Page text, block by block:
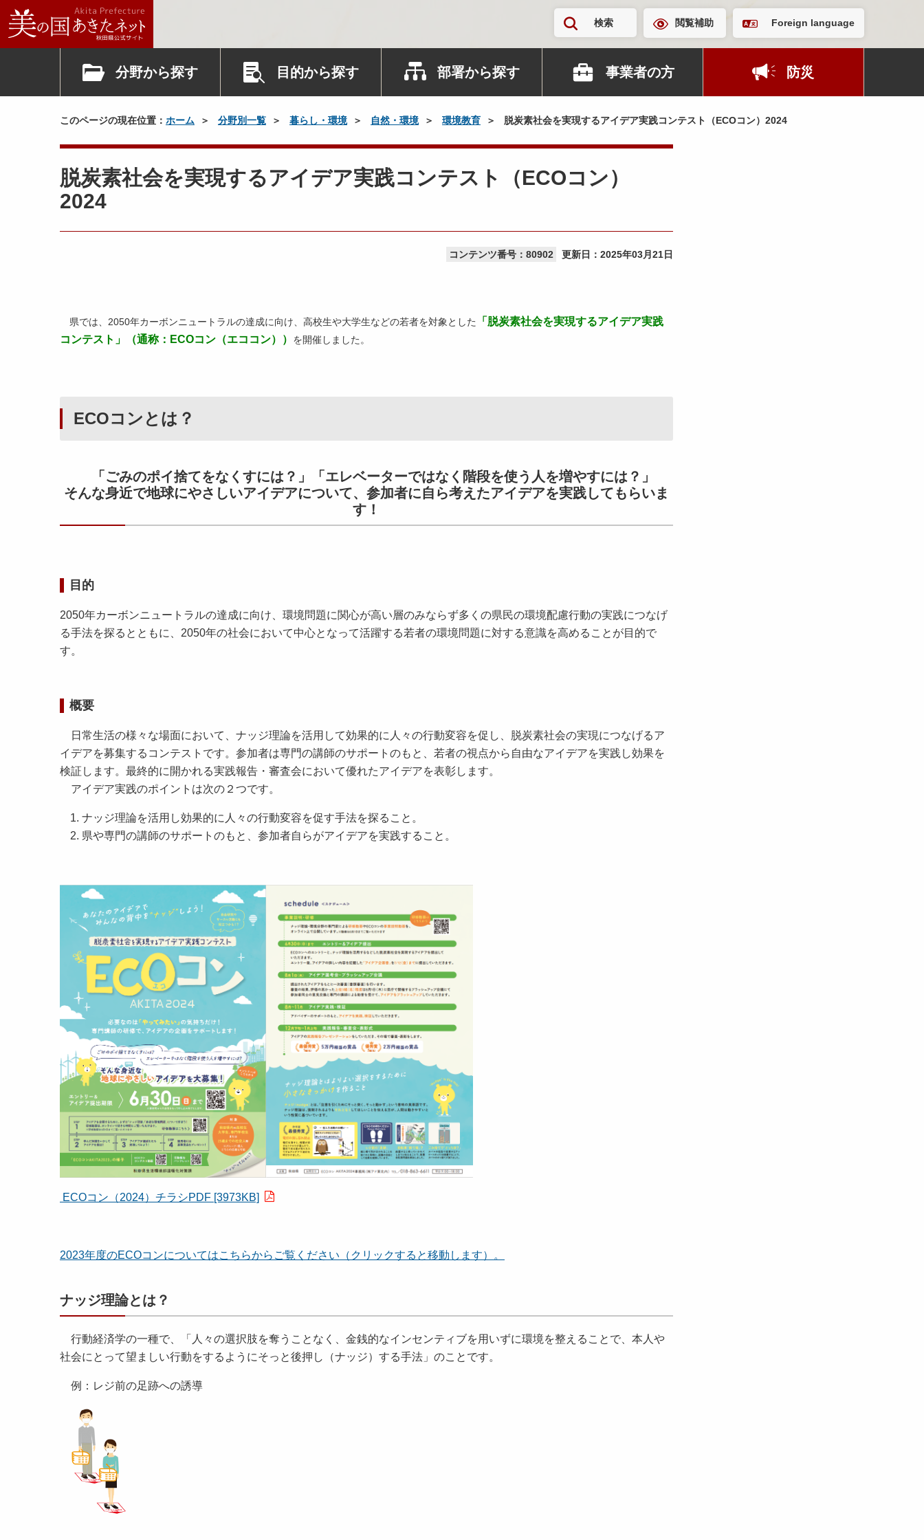
検索 閲覧補助 Foreign language
分野から探す 目的から探す 部署から探す 事業者の方 防災
このページの現在位置： ホーム 分野別一覧 暮らし・環境 自然・環境 環境教育 脱炭素社会を実現するアイデア実践コンテスト（ECOコン）2024
脱炭素社会を実現するアイデア実践コンテスト（ECOコン）
2024
コンテンツ番号：80902 更新日： 2025年03月21日
県では、2050年カーボンニュートラルの達成に向け、高校生や大学生などの若者を対象とした
「脱炭素社会を実現するアイデア実践
コンテスト」
（通称：ECOコン（エココン）） を開催しました。
ECOコンとは？
「ごみのポイ捨てをなくすには？」「エレベーターではなく階段を使う人を増やすには？」
そんな身近で地球にやさしいアイデアについて、参加者に自ら考えたアイデアを実践してもらいま
す！
目的
2050年カーボンニュートラルの達成に向け、環境問題に関心が高い層のみならず多くの県民の環境配慮行動の実践につなげ
る手法を探るとともに、2050年の社会において中心となって活躍する若者の環境問題に対する意識を高めることが目的で
す。
概要
日常生活の様々な場面において、ナッジ理論を活用して効果的に人々の行動変容を促し、脱炭素社会の実現につなげるア
イデアを募集するコンテストです。参加者は専門の講師のサポートのもと、若者の視点から自由なアイデアを実践し効果を
検証します。最終的に開かれる実践報告・審査会において優れたアイデアを表彰します。
アイデア実践のポイントは次の２つです。
ナッジ理論を活用し効果的に人々の行動変容を促す手法を探ること。
県や専門の講師のサポートのもと、参加者自らがアイデアを実践すること。
ECOコン（2024）チラシPDF [3973KB]
2023年度のECOコンについてはこちらからご覧ください（クリックすると移動します）。
ナッジ理論とは？
行動経済学の一種で、「人々の選択肢を奪うことなく、金銭的なインセンティブを用いずに環境を整えることで、本人や
社会にとって望ましい行動をするようにそっと後押し（ナッジ）する手法」のことです。
例：レジ前の足跡への誘導